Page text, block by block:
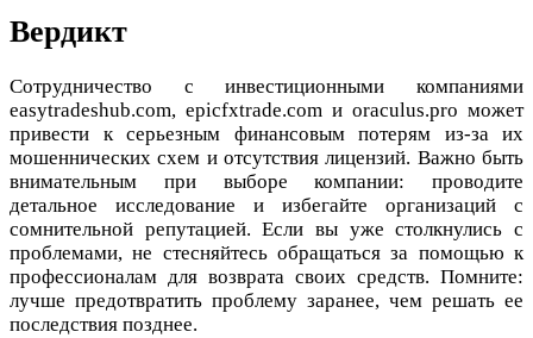
Вердикт
Сотрудничество с инвестиционными компаниями
easytradeshub.com, epicfxtrade.com и oraculus.pro может
привести к серьезным финансовым потерям из-за их
мошеннических схем и отсутствия лицензий. Важно быть
внимательным при выборе компании: проводите
детальное исследование и избегайте организаций с
сомнительной репутацией. Если вы уже столкнулись с
проблемами, не стесняйтесь обращаться за помощью к
профессионалам для возврата своих средств. Помните:
лучше предотвратить проблему заранее, чем решать ее
последствия позднее.